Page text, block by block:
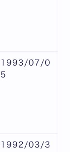
1993/07/0
5
1992/03/3